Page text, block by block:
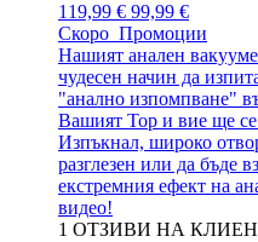
119,99 € 99,99 €
Скоро Промоции
Нашият анален
чудесен начин да
"анално изпомпване"
Вашият Top и вие ще се
Изпъкнал, широко
разглезен или да бъде
екстремния ефект на
видео!
1 ОТЗИВИ НА